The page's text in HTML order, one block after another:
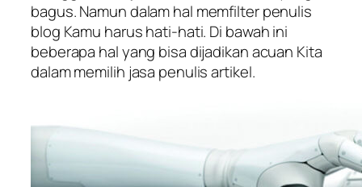
bagus. Namun dalam hal memfilter penulis
blog Kamu harus hati-hati. Di bawah ini
beberapa hal yang bisa dijadikan acuan Kita
dalam memilih jasa penulis artikel.